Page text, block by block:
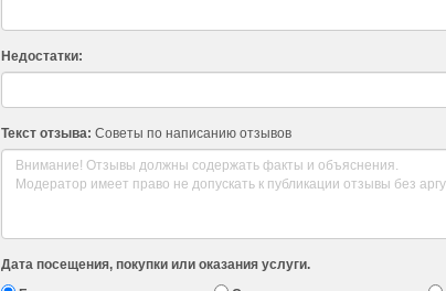
Недостатки:
Текст отзыва: Советы по написанию отзывов
Дата посещения, покупки или оказания услуги.